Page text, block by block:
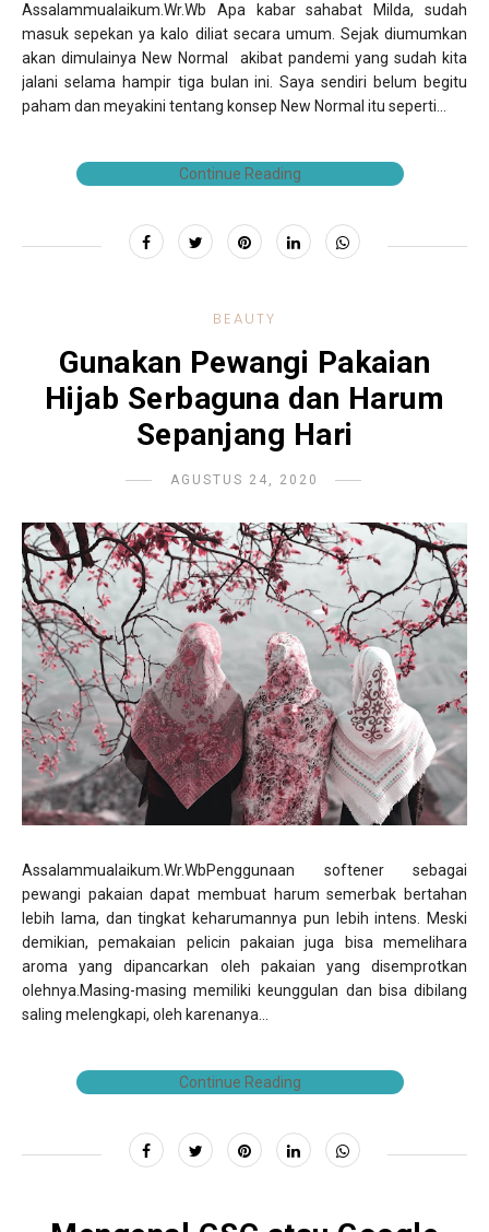
Assalammualaikum.Wr.Wb Apa kabar sahabat Milda, sudah
masuk sepekan ya kalo diliat secara umum. Sejak diumumkan
akan dimulainya New Normal akibat pandemi yang sudah kita
jalani selama hampir tiga bulan ini. Saya sendiri belum begitu
paham dan meyakini tentang konsep New Normal itu seperti...
Continue Reading
BEAUTY
Gunakan Pewangi Pakaian
Hijab Serbaguna dan Harum
Sepanjang Hari
AGUSTUS 24, 2020
Assalammualaikum.Wr.WbPenggunaan softener sebagai
pewangi pakaian dapat membuat harum semerbak bertahan
lebih lama, dan tingkat keharumannya pun lebih intens. Meski
demikian, pemakaian pelicin pakaian juga bisa memelihara
aroma yang dipancarkan oleh pakaian yang disemprotkan
olehnya.Masing-masing memiliki keunggulan dan bisa dibilang
saling melengkapi, oleh karenanya...
Continue Reading